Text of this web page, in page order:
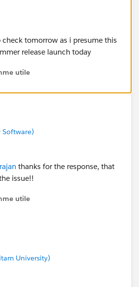
check tomorrow as i presume this
release launch today
utile
Software)
thanks for the response, that
issue!!
utile
University)